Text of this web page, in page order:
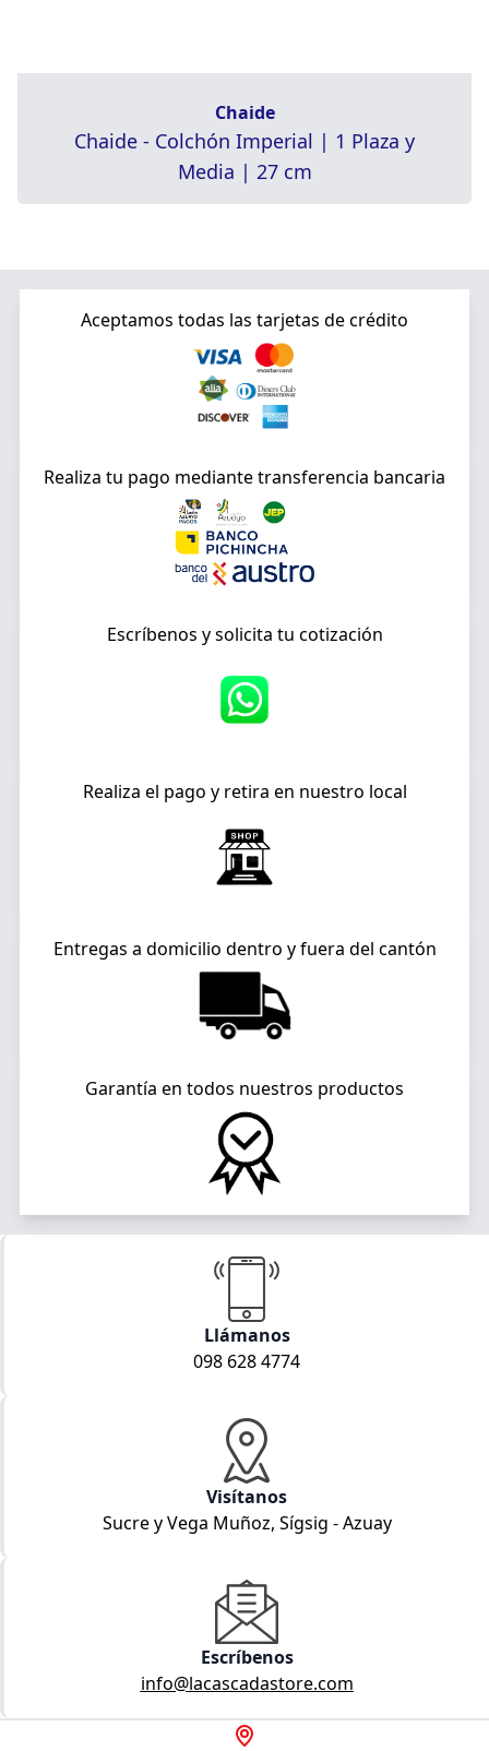
Chaide
Chaide - Colchón Imperial | 1 Plaza y
Media | 27 cm
Aceptamos todas las tarjetas de crédito
Realiza tu pago mediante transferencia bancaria
Escríbenos y solicita tu cotización
Realiza el pago y retira en nuestro local
Entregas a domicilio dentro y fuera del cantón
Garantía en todos nuestros productos
Llámanos
098 628 4774
Visítanos
Sucre y Vega Muñoz, Sígsig - Azuay
Escríbenos
info@lacascadastore.com